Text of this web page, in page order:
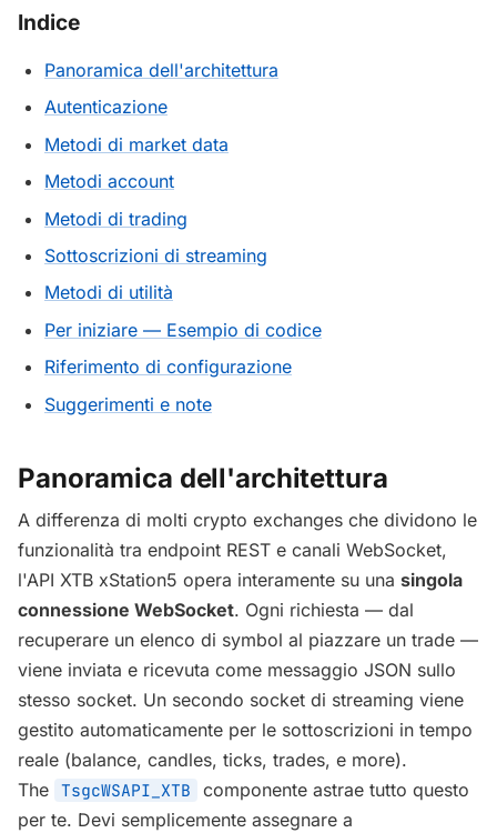
Indice
Panoramica dell'architettura
Autenticazione
Metodi di market data
Metodi account
Metodi di trading
Sottoscrizioni di streaming
Metodi di utilità
Per iniziare — Esempio di codice
Riferimento di configurazione
Suggerimenti e note
Panoramica dell'architettura
A differenza di molti crypto exchanges che dividono le
funzionalità tra endpoint REST e canali WebSocket,
l'API XTB xStation5 opera interamente su una singola
connessione WebSocket. Ogni richiesta — dal
recuperare un elenco di symbol al piazzare un trade —
viene inviata e ricevuta come messaggio JSON sullo
stesso socket. Un secondo socket di streaming viene
gestito automaticamente per le sottoscrizioni in tempo
reale (balance, candles, ticks, trades, e more).
The TsgcWSAPI_XTB
componente astrae tutto questo
per te. Devi semplicemente assegnare a